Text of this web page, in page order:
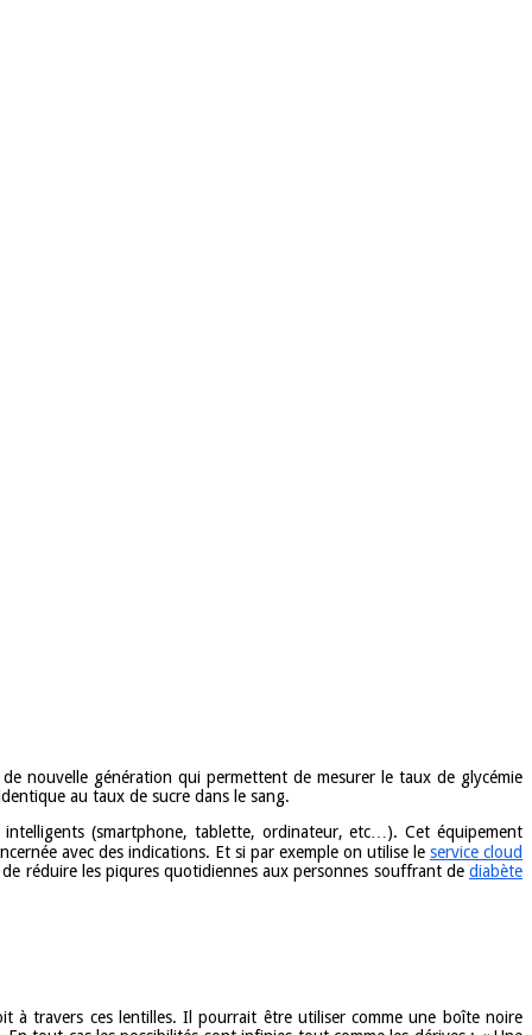
nouvelle génération qui permettent de mesurer le taux de glycémie
au taux de sucre dans le sang.
(smartphone, tablette, ordinateur, etc…). Cet équipement
avec des indications. Et si par exemple on utilise le service cloud
réduire les piqures quotidiennes aux personnes souffrant dediabète
à travers ces lentilles. Il pourrait être utiliser comme une boîte noire